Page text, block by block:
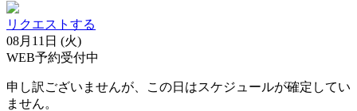
リクエストする
08月11日 (火)
WEB予約受付中
申し訳ございませんが、この日はスケジュールが確定してい
ません。